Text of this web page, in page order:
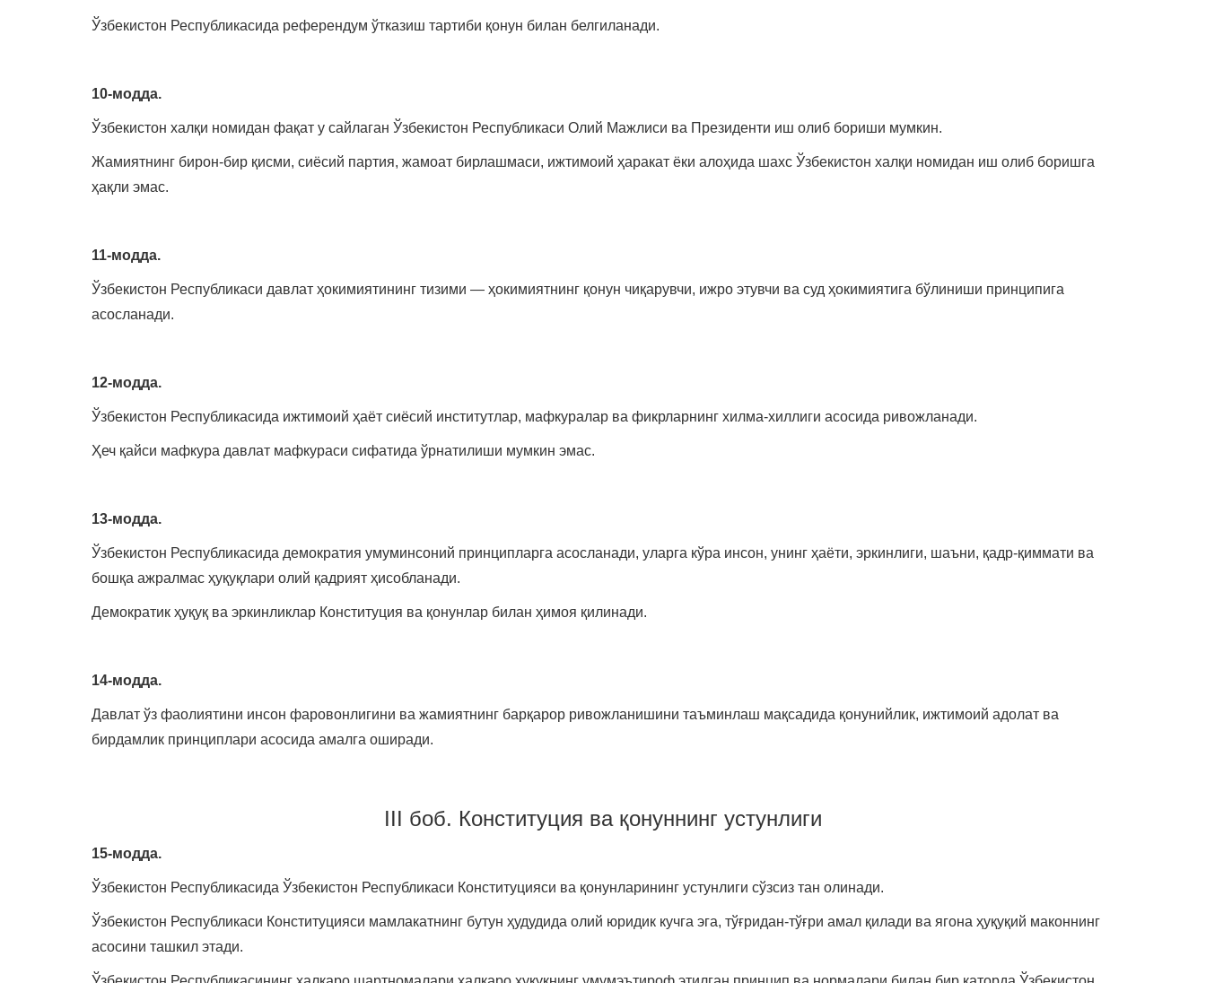
Ўзбекистон Республикасида референдум ўтказиш тартиби қонун билан белгиланади.
10-модда.
Ўзбекистон халқи номидан фақат у сайлаган Ўзбекистон Республикаси Олий Мажлиси ва Президенти иш олиб бориши мумкин.
Жамиятнинг бирон-бир қисми, сиёсий партия, жамоат бирлашмаси, ижтимоий ҳаракат ёки алоҳида шахс Ўзбекистон халқи номидан иш олиб боришга
ҳақли эмас.
11-модда.
Ўзбекистон Республикаси давлат ҳокимиятининг тизими — ҳокимиятнинг қонун чиқарувчи, ижро этувчи ва суд ҳокимиятига бўлиниши принципига
асосланади.
12-модда.
Ўзбекистон Республикасида ижтимоий ҳаёт сиёсий институтлар, мафкуралар ва фикрларнинг хилма-хиллиги асосида ривожланади.
Ҳеч қайси мафкура давлат мафкураси сифатида ўрнатилиши мумкин эмас.
13-модда.
Ўзбекистон Республикасида демократия умуминсоний принципларга асосланади, уларга кўра инсон, унинг ҳаёти, эркинлиги, шаъни, қадр-қиммати ва
бошқа ажралмас ҳуқуқлари олий қадрият ҳисобланади.
Демократик ҳуқуқ ва эркинликлар Конституция ва қонунлар билан ҳимоя қилинади.
14-модда.
Давлат ўз фаолиятини инсон фаровонлигини ва жамиятнинг барқарор ривожланишини таъминлаш мақсадида қонунийлик, ижтимоий адолат ва
бирдамлик принциплари асосида амалга оширади.
III боб. Конституция ва қонуннинг устунлиги
15-модда.
Ўзбекистон Республикасида Ўзбекистон Республикаси Конституцияси ва қонунларининг устунлиги сўзсиз тан олинади.
Ўзбекистон Республикаси Конституцияси мамлакатнинг бутун ҳудудида олий юридик кучга эга, тўғридан-тўғри амал қилади ва ягона ҳуқуқий маконнинг
асосини ташкил этади.